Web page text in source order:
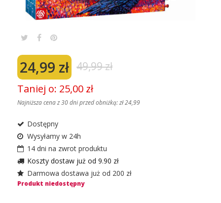
24,99 zł 49,99 zł
Taniej o: 25,00 zł
Najniższa cena z 30 dni przed obniżką:zł 24,99
Dostępny
Wysyłamy w 24h
14 dni na zwrot produktu
Koszty dostaw już od 9.90 zł
Darmowa dostawa już od 200 zł
Produkt niedostępny